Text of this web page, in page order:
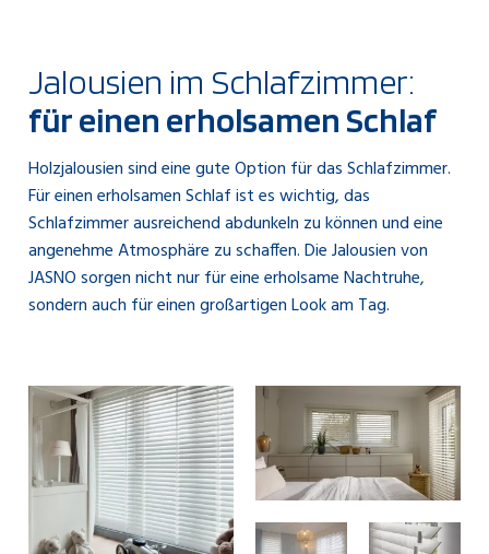
Jalousien im Schlafzimmer:
für einen erholsamen Schlaf
Holzjalousien sind eine gute Option für das Schlafzimmer.
Für einen erholsamen Schlaf ist es wichtig, das
Schlafzimmer ausreichend abdunkeln zu können und eine
angenehme Atmosphäre zu schaffen. Die Jalousien von
JASNO sorgen nicht nur für eine erholsame Nachtruhe,
sondern auch für einen großartigen Look am Tag.